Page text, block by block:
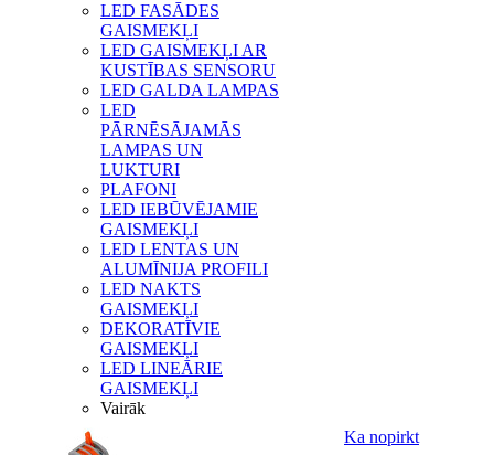
LED FASĀDES
GAISMEKĻI
LED GAISMEKĻI AR
KUSTĪBAS SENSORU
LED GALDA LAMPAS
LED
PĀRNĒSĀJAMĀS
LAMPAS UN
LUKTURI
PLAFONI
LED IEBŪVĒJAMIE
GAISMEKĻI
LED LENTAS UN
ALUMĪNIJA PROFILI
LED NAKTS
GAISMEKĻI
DEKORATĪVIE
GAISMEKĻI
LED LINEĀRIE
GAISMEKĻI
Vairāk
Ka nopirkt